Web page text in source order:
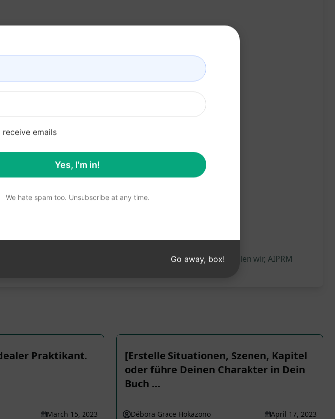
Um besser zu verstehen, was generiert wird, empfehlen wir, AIPRM
Praktikant.
March 15, 2023
[Erstelle Situationen, Szenen, Kapitel
oder führe Deinen Charakter in Dein
Buch …
Débora Grace Hokazono April 17, 2023
receive emails
Yes, I'm in!
We hate spam too. Unsubscribe at any time.
Go away, box!